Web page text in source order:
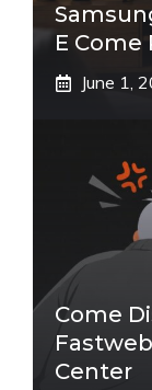
E Come
June 1,
Come
Center